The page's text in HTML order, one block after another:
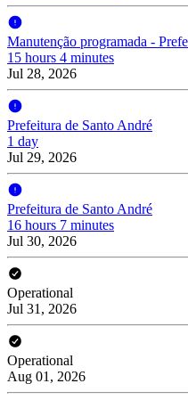
Manutenção programada -
15 hours 4 minutes
Jul 28, 2026
Prefeitura de Santo André
1 day
Jul 29, 2026
Prefeitura de Santo André
16 hours 7 minutes
Jul 30, 2026
Operational
Jul 31, 2026
Operational
Aug 01, 2026